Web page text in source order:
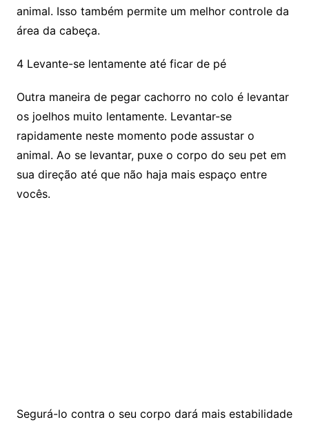
animal. Isso também permite um melhor controle da
área da cabeça.
4 Levante-se lentamente até ficar de pé
Outra maneira de pegar cachorro no colo é levantar
os joelhos muito lentamente. Levantar-se
rapidamente neste momento pode assustar o
animal. Ao se levantar, puxe o corpo do seu pet em
sua direção até que não haja mais espaço entre
vocês.
Segurá-lo contra o seu corpo dará mais estabilidade